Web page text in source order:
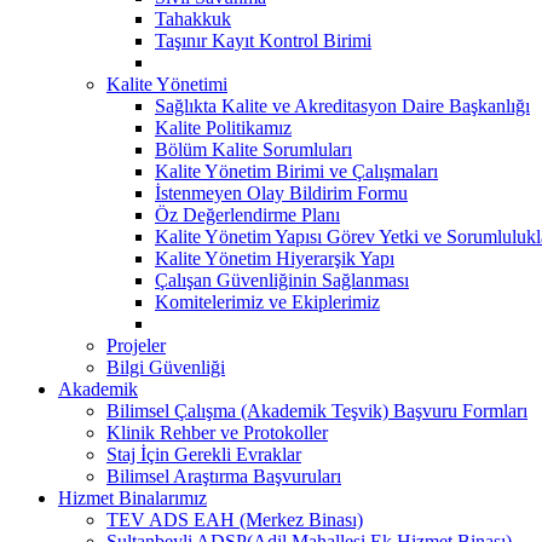
Tahakkuk
Taşınır Kayıt Kontrol Birimi
Kalite Yönetimi
Sağlıkta Kalite ve Akreditasyon Daire Başkanlığı
Kalite Politikamız
Bölüm Kalite Sorumluları
Kalite Yönetim Birimi ve Çalışmaları
İstenmeyen Olay Bildirim Formu
Öz Değerlendirme Planı
Kalite Yönetim Yapısı Görev Yetki ve
Kalite Yönetim Hiyerarşik Yapı
Çalışan Güvenliğinin Sağlanması
Komitelerimiz ve Ekiplerimiz
Projeler
Bilgi Güvenliği
Akademik
Bilimsel Çalışma (Akademik Teşvik) Başvuru Formları
Klinik Rehber ve Protokoller
Staj İçin Gerekli Evraklar
Bilimsel Araştırma Başvuruları
Hizmet Binalarımız
TEV ADS EAH (Merkez Binası)